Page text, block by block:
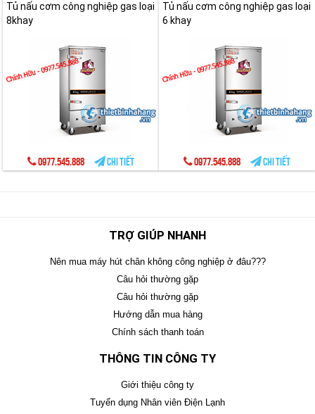
Tủ nấu cơm công nghiệp gas loại
8khay
0977.545.888 Chi tiết
Tủ nấu cơm công nghiệp gas loại
6 khay
0977.545.888 Chi tiết
TRỢ GIÚP NHANH
Nên mua máy hút chân không công nghiệp ở đâu???
Câu hỏi thường gặp
Câu hỏi thường gặp
Hướng dẫn mua hàng
Chính sách thanh toán
THÔNG TIN CÔNG TY
Giới thiệu công ty
Tuyển dụng Nhân viên Điện Lạnh